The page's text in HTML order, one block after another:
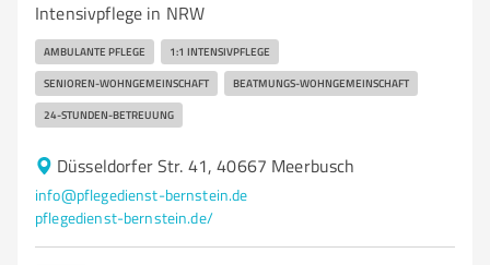
Intensivpflege in NRW
AMBULANTE PFLEGE 1:1 INTENSIVPFLEGE
SENIOREN-WOHNGEMEINSCHAFT BEATMUNGS-WOHNGEMEINSCHAFT
24-STUNDEN-BETREUUNG
Düsseldorfer Str. 41, 40667 Meerbusch
info@pflegedienst-bernstein.de
pflegedienst-bernstein.de/